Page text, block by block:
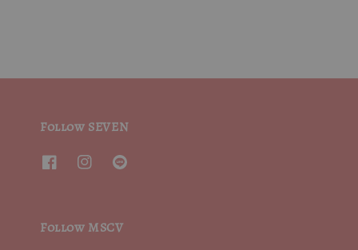
Follow SEVEN
Follow MSCV